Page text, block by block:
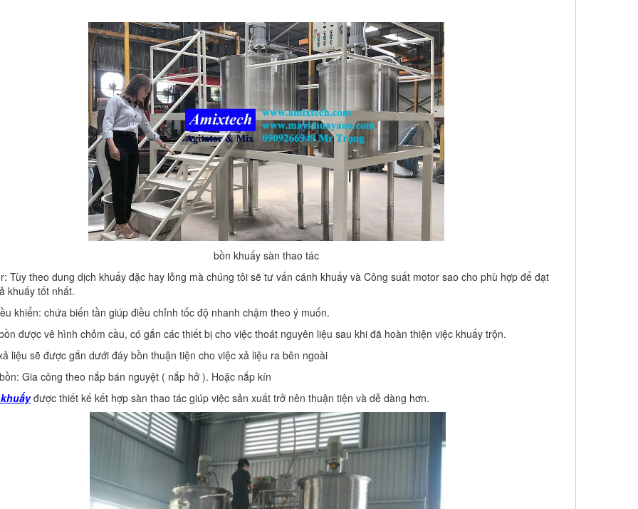
bồn khuấy sàn thao tác
Tùy theo dung dịch khuấy đặc hay lỏng mà chúng tôi sẽ tư vấn cánh khuấy và Công suất motor sao cho phù hợp để đạt
khuấy tốt nhất.
khiển: chứa biến tần giúp điều chỉnh tốc độ nhanh chậm theo ý muốn.
được vê hình chỏm cầu, có gắn các thiết bị cho việc thoát nguyên liệu sau khi đã hoàn thiện việc khuấy trộn.
liệu sẽ được gắn dưới đáy bồn thuận tiện cho việc xả liệu ra bên ngoài
Gia công theo nắp bán nguyệt ( nắp hở ). Hoặc nắp kín
được thiết kế kết hợp sàn thao tác giúp việc sản xuất trở nên thuận tiện và dễ dàng hơn.